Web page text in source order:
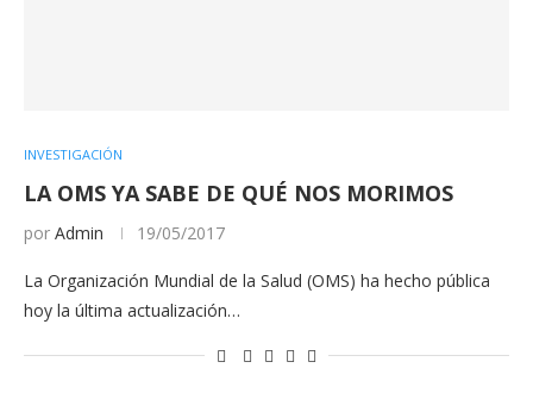
INVESTIGACIÓN
LA OMS YA SABE DE QUÉ NOS MORIMOS
por Admin 19/05/2017
La Organización Mundial de la Salud (OMS) ha hecho pública
hoy la última actualización…